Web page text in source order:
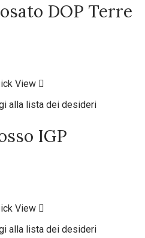
DOP Terre
View
alla lista dei desideri
IGP
View
alla lista dei desideri